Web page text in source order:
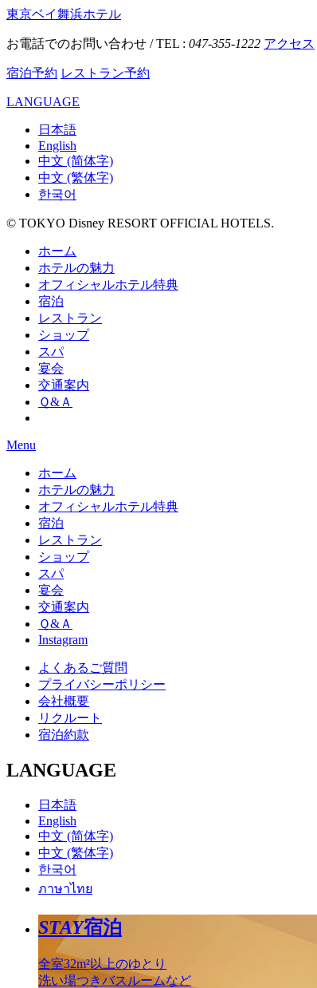
東京ベイ舞浜ホテル
お電話でのお問い合わせ / TEL : 047-355-1222 アクセス
宿泊予約 レストラン予約
LANGUAGE
日本語
English
中文 (简体字)
中文 (繁体字)
한국어
© TOKYO Disney RESORT OFFICIAL HOTELS.
ホーム
ホテルの魅力
オフィシャルホテル特典
宿泊
レストラン
ショップ
スパ
宴会
交通案内
Ｑ&Ａ
Menu
ホーム
ホテルの魅力
オフィシャルホテル特典
宿泊
レストラン
ショップ
スパ
宴会
交通案内
Ｑ&Ａ
Instagram
よくあるご質問
プライバシーポリシー
会社概要
リクルート
宿泊約款
LANGUAGE
日本語
English
中文 (简体字)
中文 (繁体字)
한국어
ภาษาไทย
STAY宿泊
全室32m²以上のゆとり
洗い場つきバスルームなど